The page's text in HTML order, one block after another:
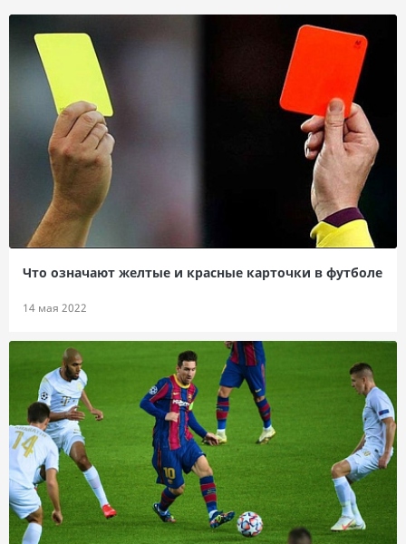
Что означают желтые и красные карточки в футболе
14 мая 2022